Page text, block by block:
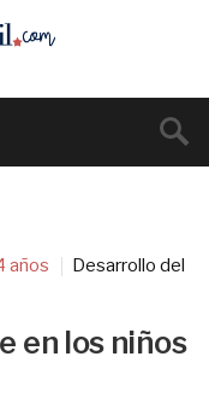
años
Desarrollo del
en los niños